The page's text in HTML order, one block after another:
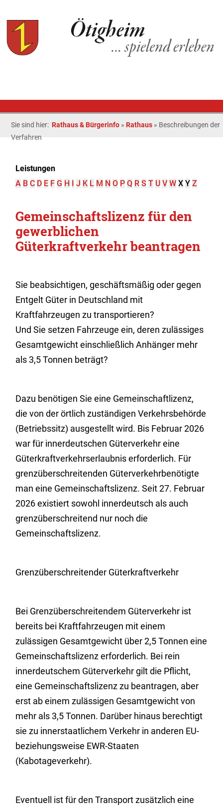
Sie sind hier: Rathaus & Bürgerinfo » Rathaus » Beschreibungen der
Verfahren
Leistungen
A B C D E F G H I J K L M N O P Q R S T U V W X Y Z
Gemeinschaftslizenz für den
gewerblichen
Güterkraftverkehr beantragen
Sie beabsichtigen, geschäftsmäßig oder gegen
Entgelt Güter in Deutschland mit
Kraftfahrzeugen zu transportieren?
Und Sie setzen Fahrzeuge ein, deren zulässiges
Gesamtgewicht einschließlich Anhänger mehr
als 3,5 Tonnen beträgt?
Dazu benötigen Sie eine Gemeinschaftlizenz,
die von der örtlich zuständigen Verkehrsbehörde
(Betriebssitz) ausgestellt wird. Bis Februar 2026
war für innerdeutschen Güterverkehr eine
Güterkraftverkehrserlaubnis erforderlich. Für
grenzüberschreitenden Güterverkehrbenötigte
man eine Gemeinschaftslizenz. Seit 27. Februar
2026 existiert sowohl innerdeutsch als auch
grenzüberschreitend nur noch die
Gemeinschaftslizenz.
Grenzüberschreitender Güterkraftverkehr
Bei Grenzüberschreitendem Güterverkehr ist
bereits bei Kraftfahrzeugen mit einem
zulässigen Gesamtgewicht über 2,5 Tonnen eine
Gemeinschaftslizenz erforderlich. Bei rein
innerdeutschem Güterverkehr gilt die Pflicht,
eine Gemeinschaftslizenz zu beantragen, aber
erst ab einem zulässigen Gesamtgewicht von
mehr als 3,5 Tonnen. Darüber hinaus berechtigt
sie zu innerstaatlichem Verkehr in anderen EU-
beziehungsweise EWR-Staaten
(Kabotageverkehr).
Eventuell ist für den Transport zusätzlich eine